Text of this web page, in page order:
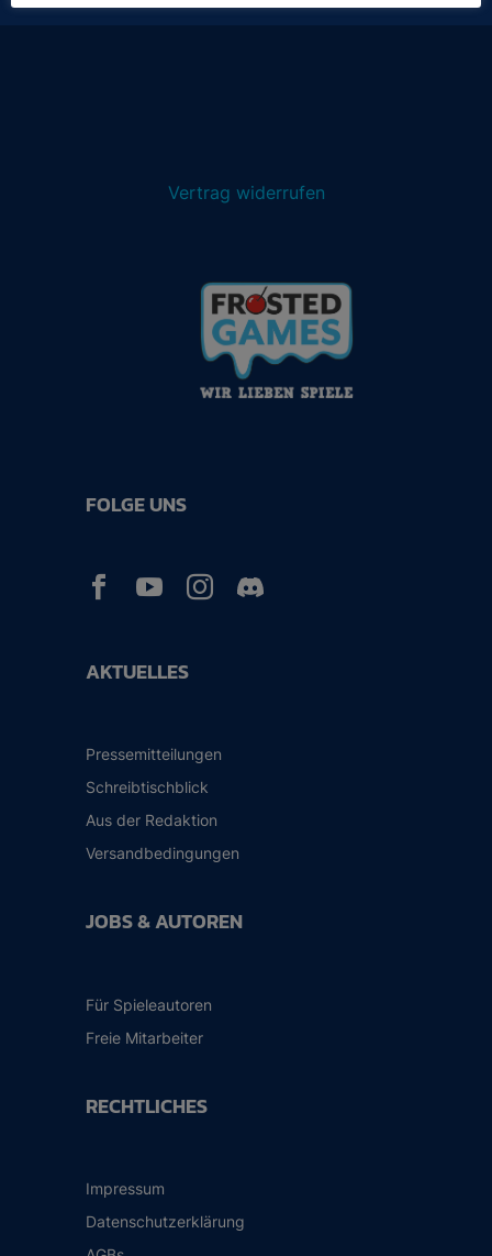
Vertrag widerrufen
AKTUELLES
Pressemitteilungen
Schreibtischblick
Aus der Redaktion
Versandbedingungen
JOBS & AUTOREN
Für Spieleautoren
Freie Mitarbeiter
RECHTLICHES
Impressum
Datenschutzerklärung
FOLGE UNS
  